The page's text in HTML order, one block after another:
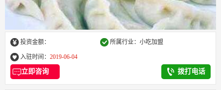
投资金额： 所属行业：小吃加盟
入驻时间： 2019-06-04
立即咨询 拨打电话